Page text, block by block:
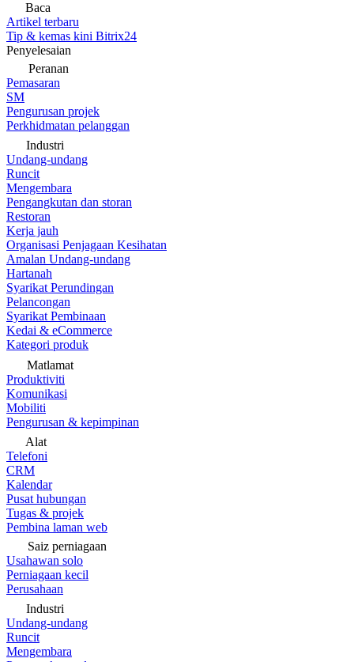
Baca
Artikel terbaru
Tip & kemas kini Bitrix24
Penyelesaian
Peranan
Pemasaran
SM
Pengurusan projek
Perkhidmatan pelanggan
Industri
Undang-undang
Runcit
Mengembara
Pengangkutan dan storan
Restoran
Kerja jauh
Organisasi Penjagaan Kesihatan
Amalan Undang-undang
Hartanah
Syarikat Perundingan
Pelancongan
Syarikat Pembinaan
Kedai & eCommerce
Kategori produk
Matlamat
Produktiviti
Komunikasi
Mobiliti
Pengurusan & kepimpinan
Alat
Telefoni
CRM
Kalendar
Pusat hubungan
Tugas & projek
Pembina laman web
Saiz perniagaan
Usahawan solo
Perniagaan kecil
Perusahaan
Industri
Undang-undang
Runcit
Mengembara